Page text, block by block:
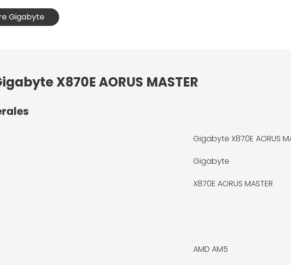
Gigabyte
X870E AORUS MASTER
Gigabyte X870E AORUS
Gigabyte
X870E AORUS MASTER
AMD AM5